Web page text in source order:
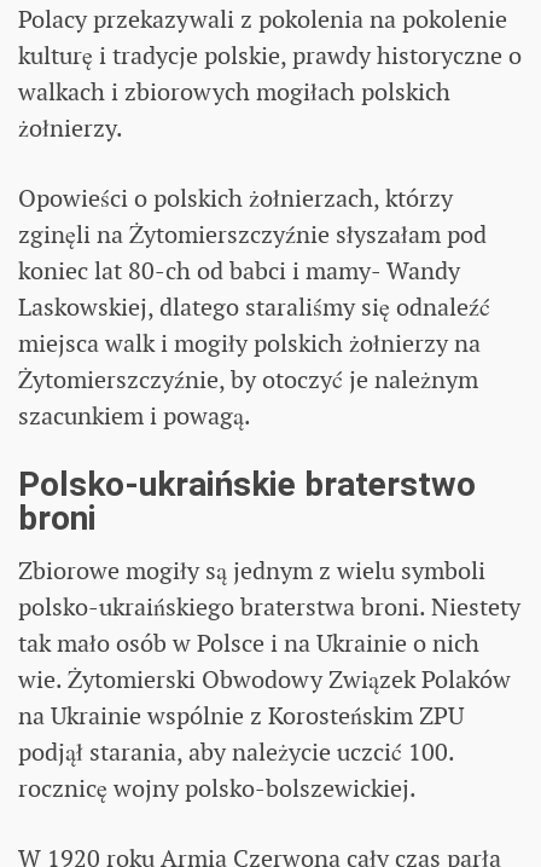
Polacy przekazywali z pokolenia na pokolenie
kulturę i tradycje polskie, prawdy historyczne o
walkach i zbiorowych mogiłach polskich
żołnierzy.
Opowieści o polskich żołnierzach, którzy
zginęli na Żytomierszczyźnie słyszałam pod
koniec lat 80-ch od babci i mamy- Wandy
Laskowskiej, dlatego staraliśmy się odnaleźć
miejsca walk i mogiły polskich żołnierzy na
Żytomierszczyźnie, by otoczyć je należnym
szacunkiem i powagą.
Polsko-ukraińskie braterstwo
broni
Zbiorowe mogiły są jednym z wielu symboli
polsko-ukraińskiego braterstwa broni. Niestety
tak mało osób w Polsce i na Ukrainie o nich
wie. Żytomierski Obwodowy Związek Polaków
na Ukrainie wspólnie z Korosteńskim ZPU
podjął starania, aby należycie uczcić 100.
rocznicę wojny polsko-bolszewickiej.
W 1920 roku Armia Czerwona cały czas parła